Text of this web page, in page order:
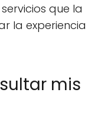
que la
la experiencia
mis